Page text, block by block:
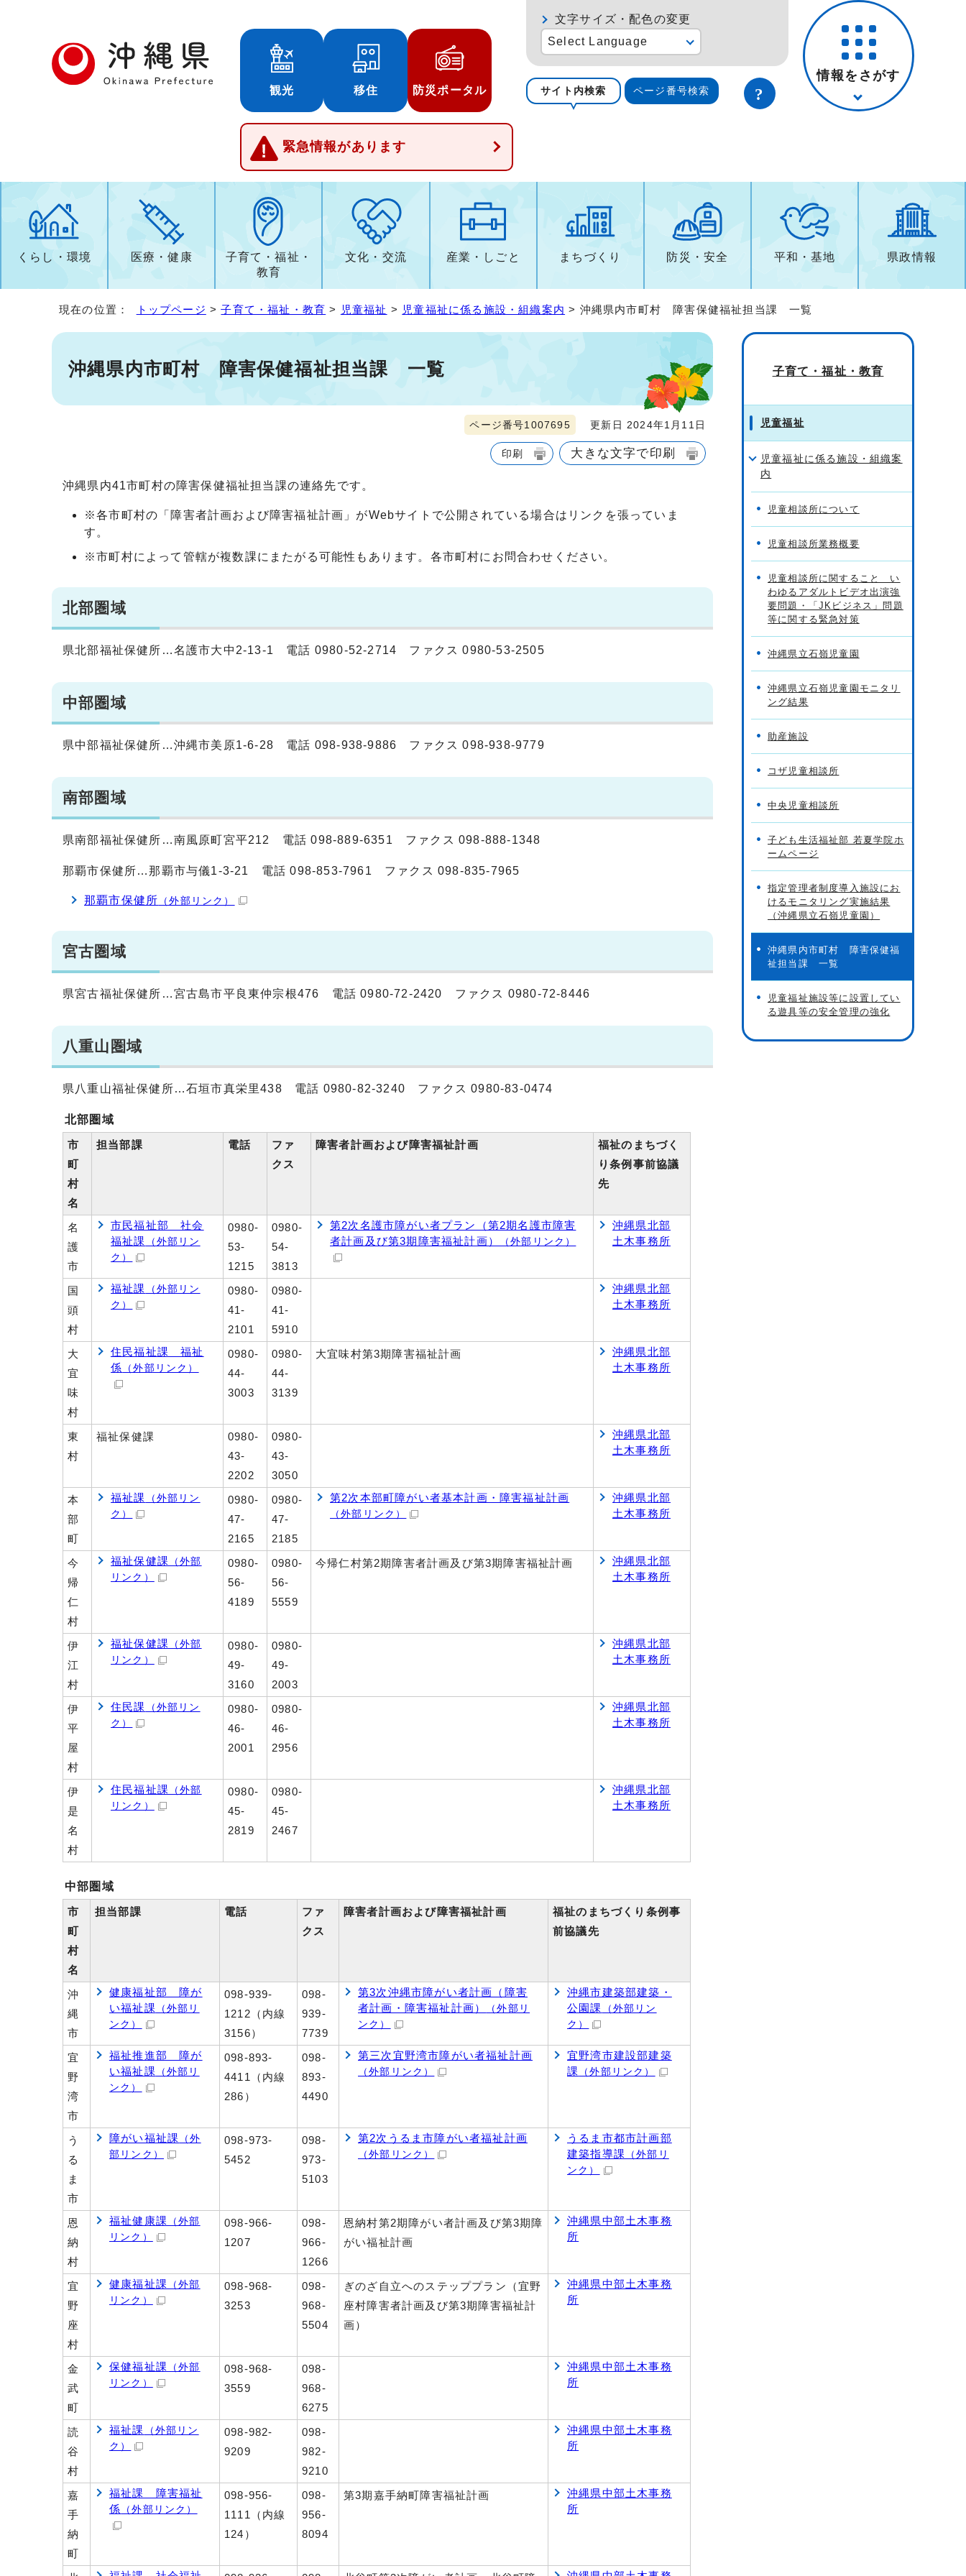
観光 移住 防災ポータル
緊急情報があります
文字サイズ・配色の変更
Select Language
サイト内検索 ページ番号検索
情報をさがす
くらし・環境 医療・健康
子育て・福祉・
教育
文化・交流 産業・しごと まちづくり 防災・安全 平和・基地 県政情報
現在の位置： トップページ >子育て・福祉・教育 > 児童福祉 > 児童福祉に係る施設・組織案内 > 沖縄県内市町村 障害保健福祉担当課 一覧
沖縄県内市町村 障害保健福祉担当課 一覧
ページ番号1007695 更新日 2024年1月11日
印刷 大きな文字で印刷
沖縄県内41市町村の障害保健福祉担当課の連絡先です。
※各市町村の「障害者計画および障害福祉計画」がWebサイトで公開されている場合はリンクを張っていま
す。
※市町村によって管轄が複数課にまたがる可能性もあります。各市町村にお問合わせください。
北部圏域
県北部福祉保健所…名護市大中2-13-1 電話 0980-52-2714 ファクス 0980-53-2505
中部圏域
県中部福祉保健所…沖縄市美原1-6-28 電話 098-938-9886 ファクス 098-938-9779
南部圏域
県南部福祉保健所…南風原町宮平212 電話 098-889-6351 ファクス 098-888-1348
那覇市保健所…那覇市与儀1-3-21 電話 098-853-7961 ファクス 098-835-7965
那覇市保健所 （外部リンク）
宮古圏域
県宮古福祉保健所…宮古島市平良東仲宗根476 電話 0980-72-2420 ファクス 0980-72-8446
八重山圏域
県八重山福祉保健所…石垣市真栄里438 電話 0980-82-3240 ファクス 0980-83-0474
北部圏域
市
町
村
名
担当部課 電話
ファ
クス
障害者計画および障害福祉計画
福祉のまちづく
り条例事前協議
先
名
護
市
市民福祉部 社会
福祉課
（外部リン
ク）
0980-
53-
1215
0980-
54-
3813
第2次名護市障がい者プラン（第2期名護市障害
者計画及び第3期障害福祉計画）
（外部リンク）
沖縄県北部
土木事務所
国
頭
村
福祉課
（外部リン
ク）
0980-
41-
2101
0980-
41-
5910
沖縄県北部
土木事務所
大
宜
味
村
住民福祉課 福祉
係 （外部リンク）
0980-
44-
3003
0980-
44-
3139
大宜味村第3期障害福祉計画
沖縄県北部
土木事務所
東
村
福祉保健課
0980-
43-
2202
0980-
43-
3050
沖縄県北部
土木事務所
本
部
町
福祉課
（外部リン
ク）
0980-
47-
2165
0980-
47-
2185
第2次本部町障がい者基本計画・障害福祉計画
（外部リンク）
沖縄県北部
土木事務所
今
帰
仁
村
福祉保健課
（外部
リンク）
0980-
56-
4189
0980-
56-
5559
今帰仁村第2期障害者計画及び第3期障害福祉計画
沖縄県北部
土木事務所
伊
江
村
福祉保健課
（外部
リンク）
0980-
49-
3160
0980-
49-
2003
沖縄県北部
土木事務所
伊
平
屋
村
住民課
（外部リン
ク）
0980-
46-
2001
0980-
46-
2956
沖縄県北部
土木事務所
伊
是
名
村
住民福祉課
（外部
リンク）
0980-
45-
2819
0980-
45-
2467
沖縄県北部
土木事務所
中部圏域
市
町
村
名
担当部課 電話
ファ
クス
障害者計画および障害福祉計画
福祉のまちづくり条例事
前協議先
沖
縄
市
健康福祉部 障が
い福祉課
（外部リ
ンク）
098-939-
1212（内線
3156）
098-
939-
7739
第3次沖縄市障がい者計画（障害
者計画・障害福祉計画）
（外部リ
ンク）
沖縄市建築部建築・
公園課
（外部リン
ク）
宜
野
湾
市
福祉推進部 障が
い福祉課
（外部リ
ンク）
098-893-
4411（内線
286）
098-
893-
4490
第三次宜野湾市障がい者福祉計画
（外部リンク）
宜野湾市建設部建築
課
（外部リンク）
う
る
ま
市
障がい福祉課
（外
部リンク）
098-973-
5452
098-
973-
5103
第2次うるま市障がい者福祉計画
（外部リンク）
うるま市都市計画部
建築指導課
（外部リ
ンク）
恩
納
村
福祉健康課
（外部
リンク）
098-966-
1207
098-
966-
1266
恩納村第2期障がい者計画及び第3期障
がい福祉計画
沖縄県中部土木事務
所
宜
野
座
村
健康福祉課
（外部
リンク）
098-968-
3253
098-
968-
5504
ぎのざ自立へのステッププラン（宜野
座村障害者計画及び第3期障害福祉計
画）
沖縄県中部土木事務
所
金
武
町
保健福祉課
（外部
リンク）
098-968-
3559
098-
968-
6275
沖縄県中部土木事務
所
読
谷
村
福祉課
（外部リン
ク）
098-982-
9209
098-
982-
9210
沖縄県中部土木事務
所
嘉
手
納
町
福祉課 障害福祉
係 （外部リンク）
098-956-
1111（内線
124）
098-
956-
8094
第3期嘉手納町障害福祉計画
沖縄県中部土木事務
所
子育て・福祉・教育
児童福祉
児童福祉に係る施設・組織案
内
児童相談所について
児童相談所業務概要
児童相談所に関すること い
わゆるアダルトビデオ出演強
要問題・「JKビジネス」問題
等に関する緊急対策
沖縄県立石嶺児童園
沖縄県立石嶺児童園モニタリ
ング結果
助産施設
コザ児童相談所
中央児童相談所
子ども生活福祉部 若夏学院ホ
ームページ
指定管理者制度導入施設にお
けるモニタリング実施結果
（沖縄県立石嶺児童園）
沖縄県内市町村 障害保健福
祉担当課 一覧
児童福祉施設等に設置してい
る遊具等の安全管理の強化